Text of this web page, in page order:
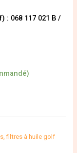
: 068 117 021 B /
filtres à huile golf